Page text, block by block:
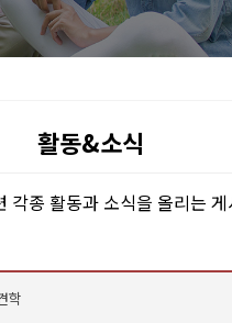
활동&소식
각종 활동과 소식을 올리는
학